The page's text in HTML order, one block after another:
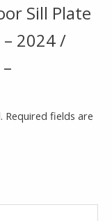
Sill Plate
– 2024 /
Required fields are